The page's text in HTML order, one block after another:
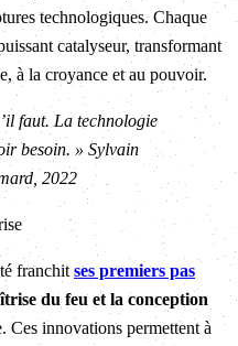
technologiques. Chaque
catalyseur, transformant
à la croyance et au pouvoir.
faut. La technologie
besoin. » Sylvain
2022
franchitses premiers pas
du feu et la conception
Ces innovations permettent à